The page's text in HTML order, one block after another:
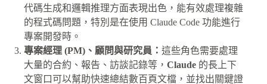
代碼生成和邏輯推理方面表現出色，能有效處理複雜
的程式碼問題，特別是在使用 Claude Code 功能進行
專案開發時。
專案經理 (PM)、顧問與研究員： 這些角色需要處理
大量的合約、報告、訪談記錄等， Claude 的長上下
文窗口可以幫助快速總結數百頁文檔，並找出關鍵證